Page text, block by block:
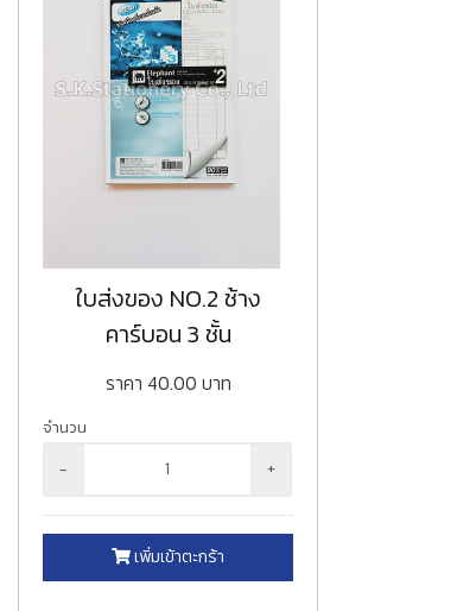
ใบส่งของ NO.2 ช้าง
คาร์บอน 3 ชั้น
ราคา 40.00 บาท
จำนวน
- +
เพิ่มเข้าตะกร้า